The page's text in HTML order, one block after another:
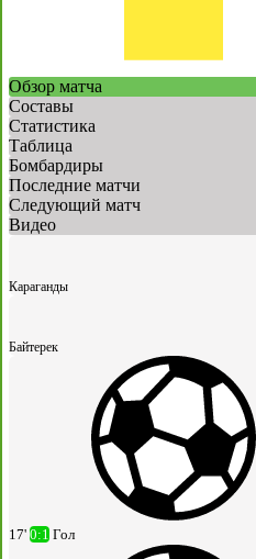
Обзор матча
Составы
Статистика
Таблица
Бомбардиры
Последние матчи
Следующий матч
Видео
Караганды
Байтерек
17' 0:1 Гол